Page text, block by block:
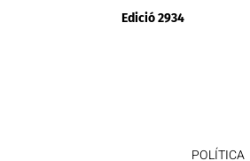
Edició 2934
POLÍTICA